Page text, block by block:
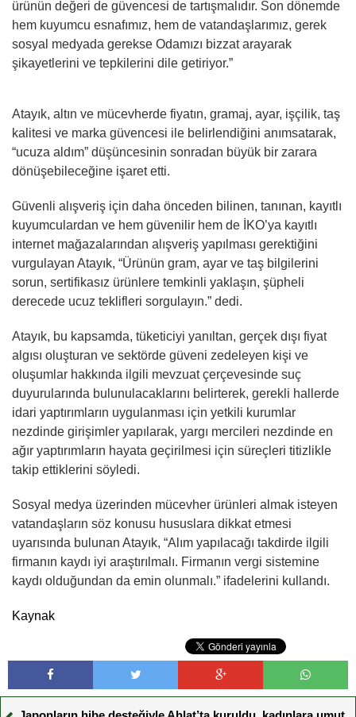
ürünün değeri de güvencesi de tartışmalıdır. Son dönemde
hem kuyumcu esnafımız, hem de vatandaşlarımız, gerek
sosyal medyada gerekse Odamızı bizzat arayarak
şikayetlerini ve tepkilerini dile getiriyor.”
Atayık, altın ve mücevherde fiyatın, gramaj, ayar, işçilik, taş
kalitesi ve marka güvencesi ile belirlendiğini anımsatarak,
“ucuza aldım” düşüncesinin sonradan büyük bir zarara
dönüşebileceğine işaret etti.
Güvenli alışveriş için daha önceden bilinen, tanınan, kayıtlı
kuyumculardan ve hem güvenilir hem de İKO’ya kayıtlı
internet mağazalarından alışveriş yapılması gerektiğini
vurgulayan Atayık, “Ürünün gram, ayar ve taş bilgilerini
sorun, sertifikasız ürünlere temkinli yaklaşın, şüpheli
derecede ucuz teklifleri sorgulayın.” dedi.
Atayık, bu kapsamda, tüketiciyi yanıltan, gerçek dışı fiyat
algısı oluşturan ve sektörde güveni zedeleyen kişi ve
oluşumlar hakkında ilgili mevzuat çerçevesinde suç
duyurularında bulunulacaklarını belirterek, gerekli hallerde
idari yaptırımların uygulanması için yetkili kurumlar
nezdinde girişimler yapılarak, yargı mercileri nezdinde en
ağır yaptırımların hayata geçirilmesi için süreçleri titizlikle
takip ettiklerini söyledi.
Sosyal medya üzerinden mücevher ürünleri almak isteyen
vatandaşların söz konusu hususlara dikkat etmesi
uyarısında bulunan Atayık, “Alım yapılacağı takdirde ilgili
firmanın kaydı iyi araştırılmalı. Firmanın vergi sistemine
kaydı olduğundan da emin olunmalı.” ifadelerini kullandı.
Kaynak